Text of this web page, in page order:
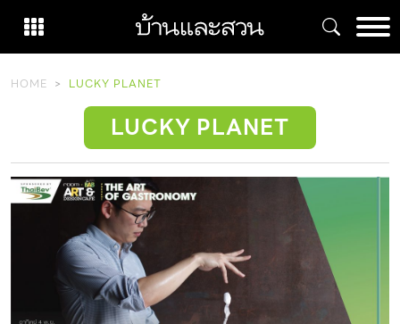
content
HOME LUCKY PLANET
LUCKY PLANET